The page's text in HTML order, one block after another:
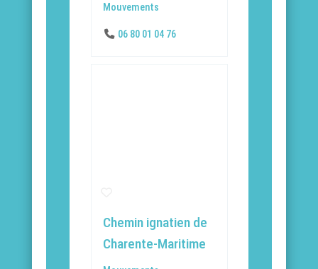
Mouvements
06 80 01 04 76
Chemin ignatien de
Charente-Maritime